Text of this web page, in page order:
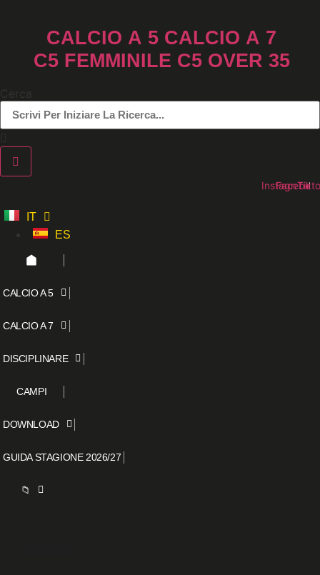
contenutoCALCIO A 5 CALCIO A 7
C5 FEMMINILE C5 OVER 35
Cerca
Instagram
IT
ES
CALCIO A 5
CALCIO A 7
DISCIPLINARE
CAMPI
DOWNLOAD
GUIDA STAGIONE 2026/27
📁